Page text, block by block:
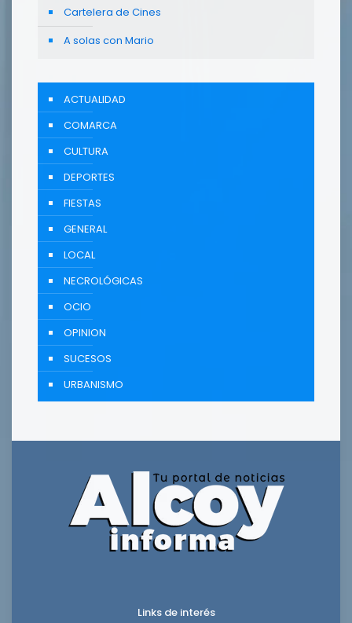
Cartelera de Cines
A solas con Mario
ACTUALIDAD
COMARCA
CULTURA
DEPORTES
FIESTAS
GENERAL
LOCAL
NECROLÓGICAS
OCIO
OPINION
SUCESOS
URBANISMO
Links de interés